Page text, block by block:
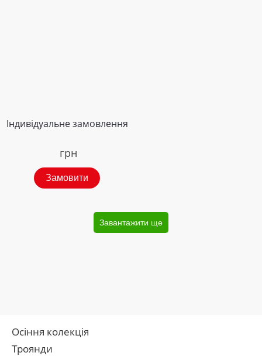
Індивідуальне замовлення
грн
Замовити
Завантажити ще
Осіння колекція
Троянди